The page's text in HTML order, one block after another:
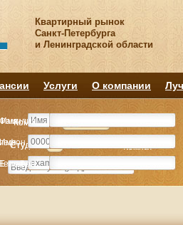
Квартирный рынок
Санкт-Петербурга
и Ленинградской области
Услуги О компании
Комнату
Студия Комнат
Комнату
Студия Комнат
Имя
E-mail
Фамилия
Имя
Телефон